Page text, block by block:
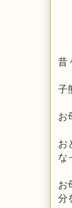
昔
子
お
お
な
お
分